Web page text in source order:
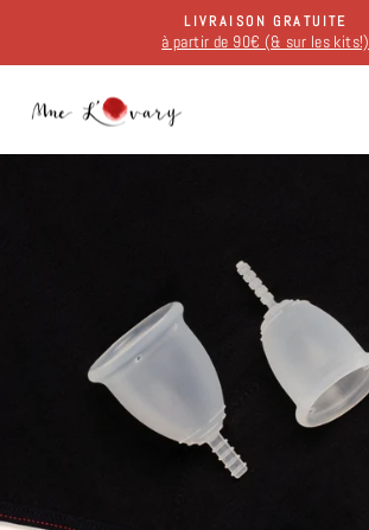
contenu
Diaporama
LIVRAISON GRATUITE
à partir de 90€ (& sur les kits!)